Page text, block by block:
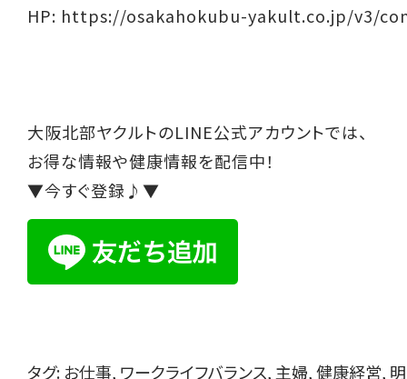
HP: https://osakahokubu-yakult.co.jp/v3/
大阪北部ヤクルトのLINE公式アカウントでは、
お得な情報や健康情報を配信中！
▼今すぐ登録♪▼
タグ: お仕事, ワークライフバランス,主婦,健康経営,